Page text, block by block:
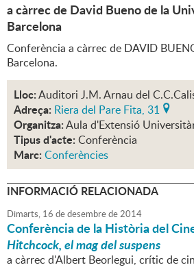
a càrrec de David Bueno de la
Barcelona
Conferència a càrrec de DAVID
Barcelona.
Lloc:Auditori J.M. Arnau del
Adreça: Riera del Pare Fita, 31
Organitza:Aula d'Extensió
Tipus d'acte: Conferència
Marc: Conferències
INFORMACIÓ RELACIONADA
Dimarts, 16 dedesembrede2014
Conferència de la Història del
Hitchcock, el mag del suspens
a càrrec d'Albert Beorlegui, crític de